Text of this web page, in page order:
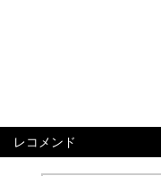
レコメンド